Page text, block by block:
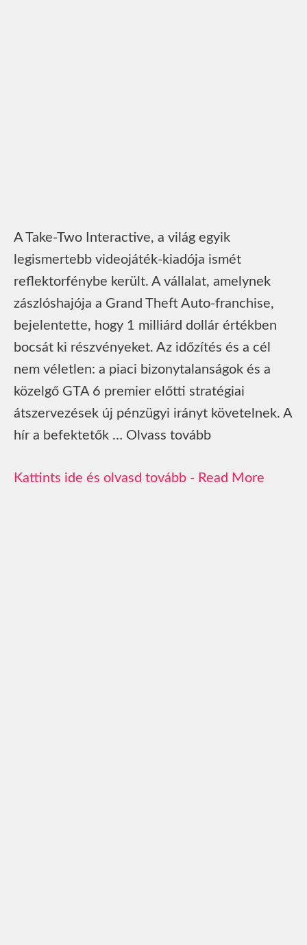
A Take-Two Interactive, a világ egyik
legismertebb videojáték-kiadója ismét
reflektorfénybe került. A vállalat, amelynek
zászlóshajója a Grand Theft Auto-franchise,
bejelentette, hogy 1 milliárd dollár értékben
bocsát ki részvényeket. Az időzítés és a cél
nem véletlen: a piaci bizonytalanságok és a
közelgő GTA 6 premier előtti stratégiai
átszervezések új pénzügyi irányt követelnek. A
hír a befektetők … Olvass tovább
Read More